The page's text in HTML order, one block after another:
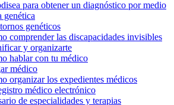
para obtener un diagnóstico por medio
genética
genéticos
comprender las discapacidades invisibles
y organizarte
hablar con tu médico
médico
organizar los expedientes médicos
médico electrónico
de especialidades y terapias